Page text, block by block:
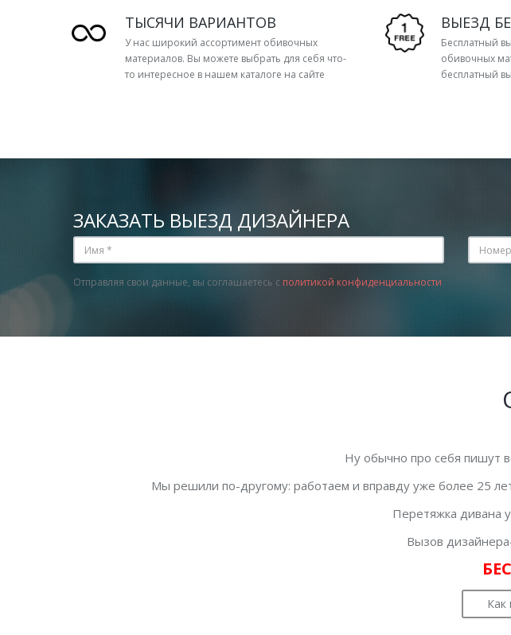
ТЫСЯЧИ ВАРИАНТОВ
У нас широкий ассортимент обивочных
материалов. Вы можете выбрать для себя что-
то интересное в нашем каталоге на сайте
ВЫЕЗД
Бесплатный
обивочных
бесплатный
ЗАКАЗАТЬ ВЫЕЗД ДИЗАЙНЕРА
Отправляя свои данные, вы соглашаетесь с политикой конфиденциальности
Ну обычно про себя пишут
Мы решили по-другому: работаем и вправду уже более 25
Перетяжка дивана
Вызов
Как